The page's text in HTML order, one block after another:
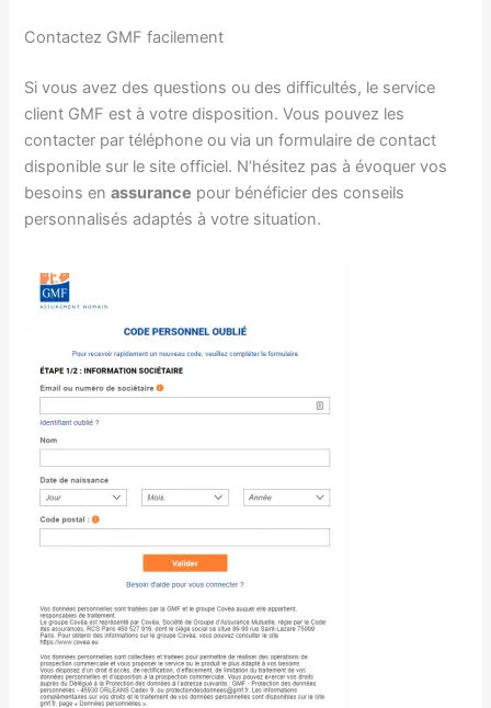
Contactez GMF facilement
Si vous avez des questions ou des difficultés, le service
client GMF est à votre disposition. Vous pouvez les
contacter par téléphone ou via un formulaire de contact
disponible sur le site officiel. N’hésitez pas à évoquer vos
besoins enassurance pour bénéficier des conseils
personnalisés adaptés à votre situation.